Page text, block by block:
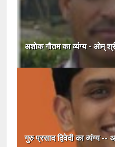
अशोक गौतम का व्यंग्य - ओम्‌
गुरु प्रसाद द्विवेदी का व्यंग्य --